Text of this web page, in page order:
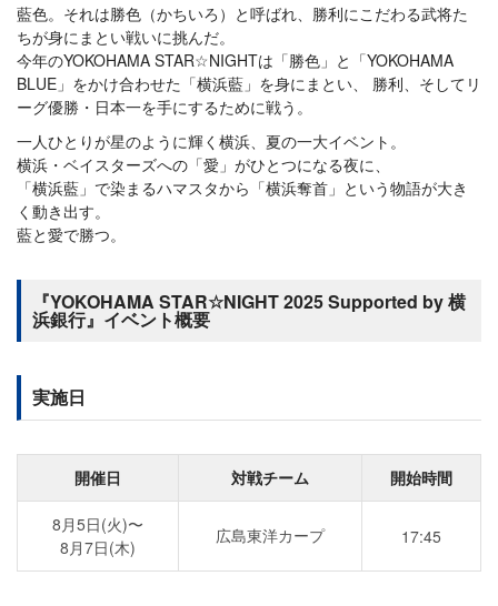
藍色。それは勝色（かちいろ）と呼ばれ、勝利にこだわる武将た
ちが身にまとい戦いに挑んだ。
今年のYOKOHAMA STAR☆NIGHTは「勝色」と「YOKOHAMA
BLUE」をかけ合わせた「横浜藍」を身にまとい、 勝利、そしてリ
ーグ優勝・日本一を手にするために戦う。
一人ひとりが星のように輝く横浜、夏の一大イベント。
横浜・ベイスターズへの「愛」がひとつになる夜に、
「横浜藍」で染まるハマスタから「横浜奪首」という物語が大き
く動き出す。
藍と愛で勝つ。
『YOKOHAMA STAR☆NIGHT 2025 Supported by 横
浜銀行』イベント概要
実施日
開催日 対戦チーム 開始時間
8月5日(火)〜
8月7日(木)
広島東洋カープ 17:45